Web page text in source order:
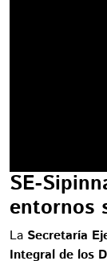
SE-
entornos
La Secretaría
Integral de los